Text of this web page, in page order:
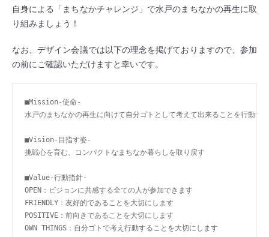
自身による「まちなかチャレンジ」で水戸のまちなかの再生に取
り組みましょう！
なお、デザイン会議では以下の理念を掲げておりますので、参加
の前にご確認いただけますと幸いです。
■Mission-使命-
水戸のまちなかの再生に向けて自分ゴトとして考えて出来ることを行動す
■Vision-目指す姿-
挑戦心を育む、コンパクトなまちなか暮らしを取り戻す
■Value-行動指針-
OPEN：ビジョンに共感する全ての人が参加できます
FRIENDLY：友好的であることを大切にします
POSITIVE：前向きであることを大切にします
OWN THINGS：自分ゴトで考え行動することを大切にします